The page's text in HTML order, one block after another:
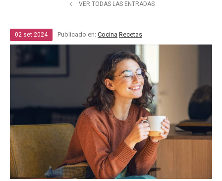
VER TODAS LAS ENTRADAS
02 set 2024 Publicado en: Cocina Recetas
BLOG
CONTACTO